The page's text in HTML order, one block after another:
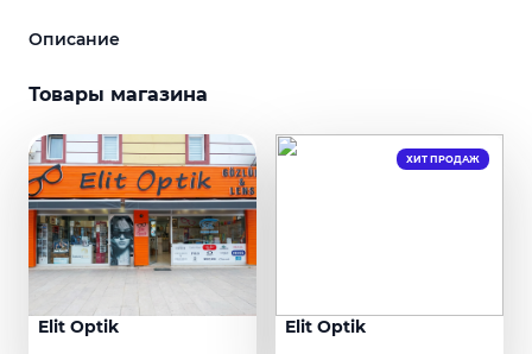
Описание
Товары магазина
Elit Optik Elit Optik
ХИТ ПРОДАЖ